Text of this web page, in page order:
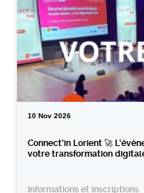
10 Nov 2026
Connect’in Lorient 🚀
votre transformation
Informations et inscriptions